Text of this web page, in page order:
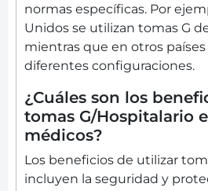
normas específicas. Por
Unidos se utilizan tomas G
mientras que en otros
diferentes configuraciones.
¿Cuáles son los
tomas G/Hospitalario
médicos?
Los beneficios de utilizar
incluyen la seguridad y